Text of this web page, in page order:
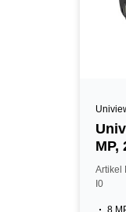
MP,
weiß
Artikel
I0
8